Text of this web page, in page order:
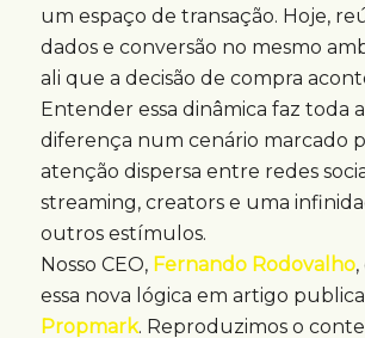
um espaço de transação. Hoje,
dados e conversão no mesmo
ali que a decisão de compra
Entender essa dinâmica faz toda a
diferença num cenário marcado
atenção dispersa entre redes
streaming, creators e uma
outros estímulos.
Nosso CEO, Fernando Rodovalho,
essa nova lógica em artigo
Propmark. Reproduzimos o